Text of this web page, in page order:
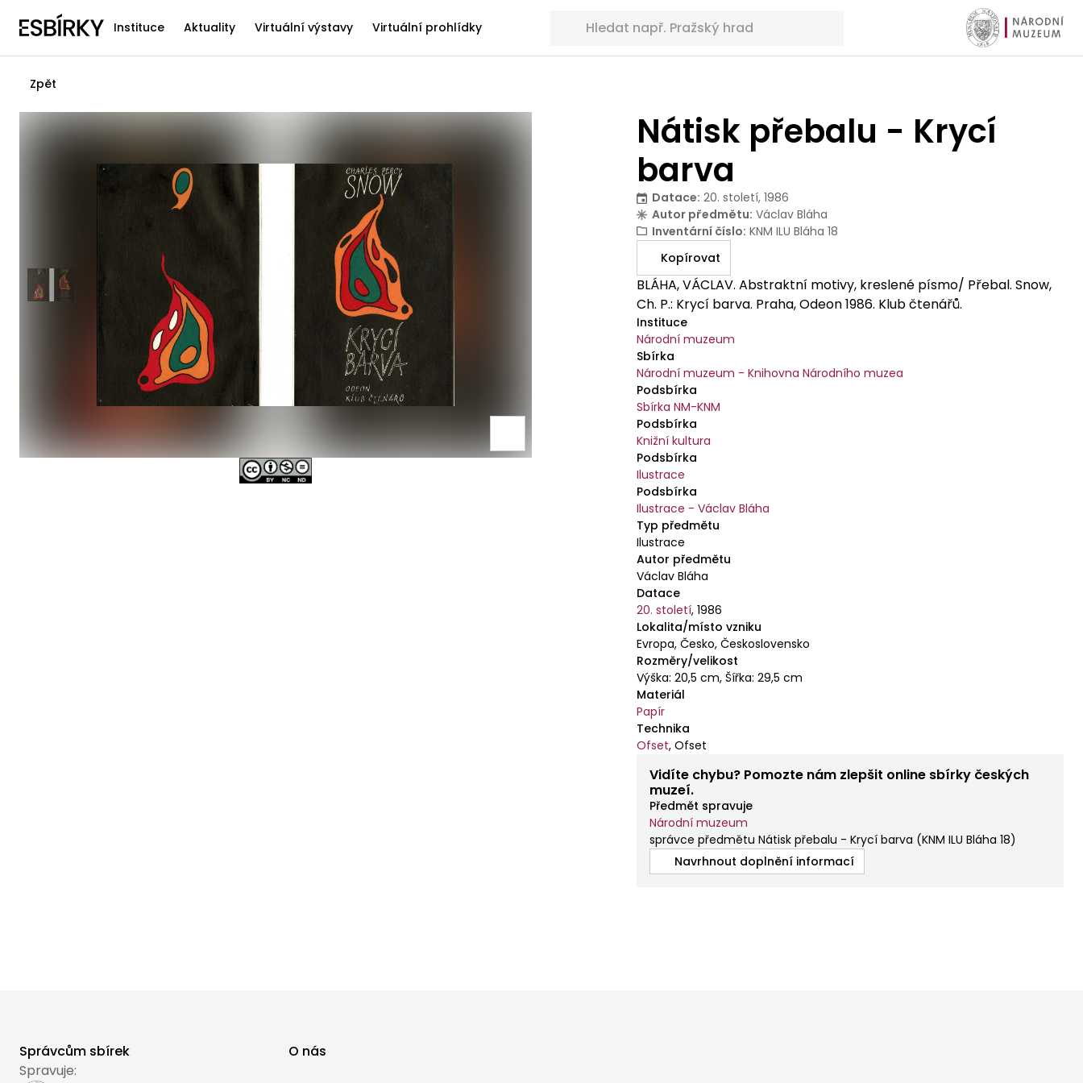
Instituce Aktuality Virtuální výstavy Virtuální prohlídky
Zpět
Nátisk přebalu - Krycí
barva
Datace: 20. století, 1986
Autor předmětu: Václav Bláha
Inventární číslo: KNM ILU Bláha 18
Kopírovat
BLÁHA, VÁCLAV. Abstraktní motivy, kreslené písmo/ Přebal. Snow,
Ch. P.: Krycí barva. Praha, Odeon 1986. Klub čtenářů.
Instituce
Národní muzeum
Sbírka
Národní muzeum - Knihovna Národního muzea
Podsbírka
Sbírka NM-KNM
Podsbírka
Knižní kultura
Podsbírka
Ilustrace
Podsbírka
Ilustrace - Václav Bláha
Typ předmětu
Ilustrace
Autor předmětu
Václav Bláha
Datace
20. století,1986
Lokalita/místo vzniku
Evropa, Česko, Československo
Rozměry/velikost
Výška: 20,5 cm, Šířka: 29,5 cm
Materiál
Papír
Technika
Ofset,Ofset
Vidíte chybu? Pomozte nám zlepšit online sbírky českých
muzeí.
Předmět spravuje
Národní muzeum
správce předmětu Nátisk přebalu - Krycí barva (KNM ILU Bláha 18)
Navrhnout doplnění informací
Správcům sbírek
O nás
Spravuje: